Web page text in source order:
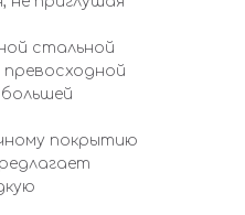
стальной
превосходной
покрытию